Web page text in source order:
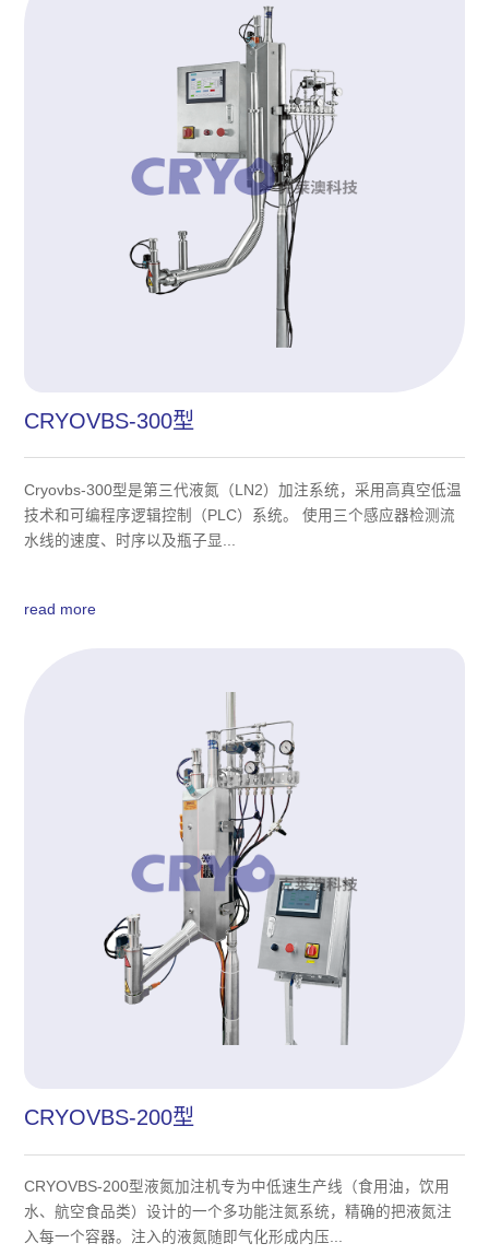
CRYOVBS-300型
Cryovbs-300型是第三代液氮（LN2）加注系统，采用高真空低温
技术和可编程序逻辑控制（PLC）系统。 使用三个感应器检测流
水线的速度、时序以及瓶子显...
read more
CRYOVBS-200型
CRYOVBS-200型液氮加注机专为中低速生产线（食用油，饮用
水、航空食品类）设计的一个多功能注氮系统，精确的把液氮注
入每一个容器。注入的液氮随即气化形成内压...